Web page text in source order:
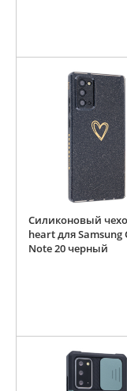
Силиконовый
heart для Samsung
Note 20 черный